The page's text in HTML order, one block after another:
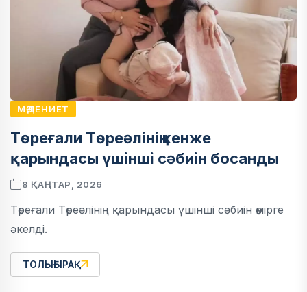
МӘДЕНИЕТ
Төреғали Төреәлінің кенже
қарындасы үшінші сәбиін босанды
8 ҚАҢТАР, 2026
Төреғали Төреәлінің қарындасы үшінші сәбиін өмірге
әкелді.
ТОЛЫҒЫРАҚ